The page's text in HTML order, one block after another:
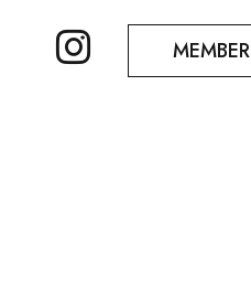
MEMBER